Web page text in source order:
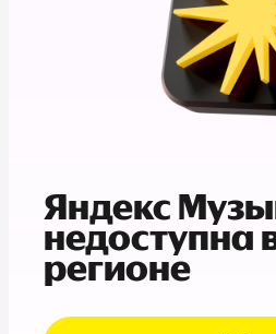
Яндекс
недоступна
регионе